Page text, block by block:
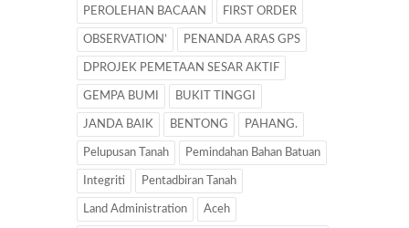
PEROLEHAN BACAAN FIRST ORDER
OBSERVATION’ PENANDA ARAS GPS
DPROJEK PEMETAAN SESAR AKTIF
GEMPA BUMI BUKIT TINGGI
JANDA BAIK BENTONG PAHANG.
Pelupusan Tanah Pemindahan Bahan Batuan
Integriti Pentadbiran Tanah
Land Administration Aceh